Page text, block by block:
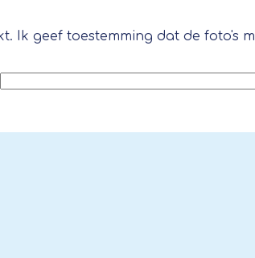
Ik geef toestemming dat de foto's